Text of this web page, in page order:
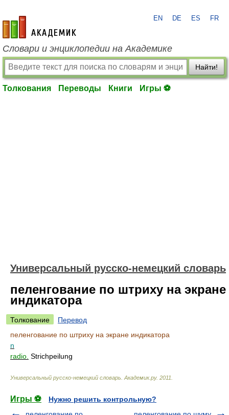
academic.ru
EN DE ES FR
Словари и энциклопедии на Академике
Найти!
Толкования Переводы Книги Игры ⚽
Универсальный русско-немецкий словарь
пеленгование по штриху на экране
индикатора
Толкование
Перевод
пеленгование по штриху на экране индикатора
n
radio. Strichpeilung
Универсальный русско-немецкий словарь Академик.ру. 2011
Игры ⚽
Нужно решить контрольную?